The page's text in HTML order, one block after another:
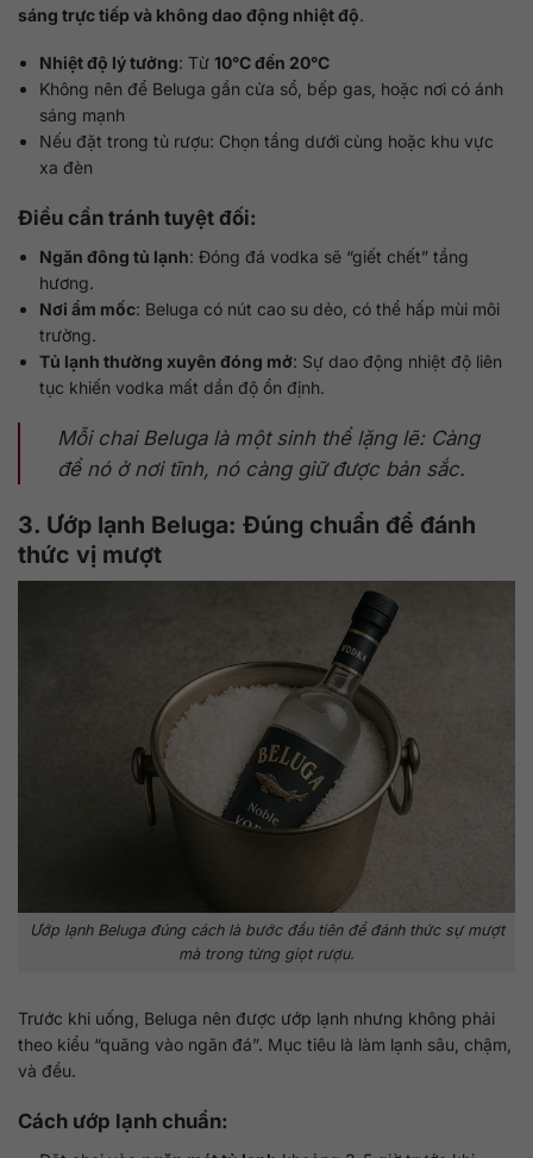
sáng trực tiếp và không dao động nhiệt độ.
Nhiệt độ lý tưởng: Từ10°C đến 20°C
Không nên để Beluga gần cửa sổ, bếp gas, hoặc nơi có ánh
sáng mạnh
Nếu đặt trong tủ rượu: Chọn tầng dưới cùng hoặc khu vực
xa đèn
Điều cần tránh tuyệt đối:
Ngăn đông tủ lạnh: Đóng đá vodka sẽ “giết chết” tầng
hương.
Nơi ẩm mốc: Beluga có nút cao su dẻo, có thể hấp mùi môi
trường.
Tủ lạnh thường xuyên đóng mở: Sự dao động nhiệt độ liên
tục khiến vodka mất dần độ ổn định.
Mỗi chai Beluga là một sinh thể lặng lẽ: Càng
để nó ở nơi tĩnh, nó càng giữ được bản sắc.
3. Ướp lạnh Beluga: Đúng chuẩn để đánh
thức vị mượt
Ướp lạnh Beluga đúng cách là bước đầu tiên để đánh thức sự mượt
mà trong từng giọt rượu.
Trước khi uống, Beluga nên được ướp lạnh nhưng không phải
theo kiểu “quăng vào ngăn đá”. Mục tiêu là làm lạnh sâu, chậm,
và đều.
Cách ướp lạnh chuẩn: